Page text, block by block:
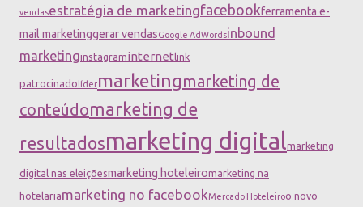
vendasestratégia de marketingfacebookferramenta e-
mail marketinggerar vendasGoogle AdWordsinbound
marketinginstagraminternetlink
patrocinadolídermarketingmarketing de
conteúdomarketing de
resultadosmarketing digitalmarketing
digital nas eleiçõesmarketing hoteleiromarketing na
hotelariamarketing no facebookMercado Hoteleiroo novo